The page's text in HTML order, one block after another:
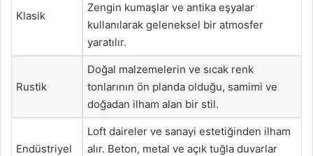
Klasik
Zengin kumaşlar ve antika eşyalar
kullanılarak geleneksel bir atmosfer
yaratılır.
Rustik
Doğal malzemelerin ve sıcak renk
tonlarının ön planda olduğu, samimi ve
doğadan ilham alan bir stil.
Endüstriyel
Loft daireler ve sanayi estetiğinden ilham
alır. Beton, metal ve açık tuğla duvarlar